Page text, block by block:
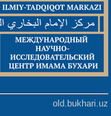
old.bukhari.uz